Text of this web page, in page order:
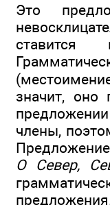
Это
ставится
значит, оно
члены,
О Север,